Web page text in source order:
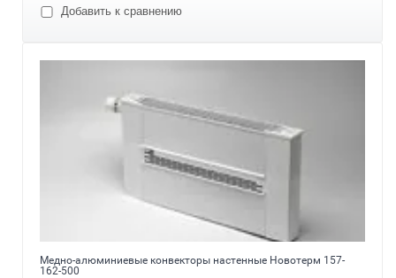
Добавить к сравнению
Медно-алюминиевые конвекторы настенные Новотерм 157-
162-500